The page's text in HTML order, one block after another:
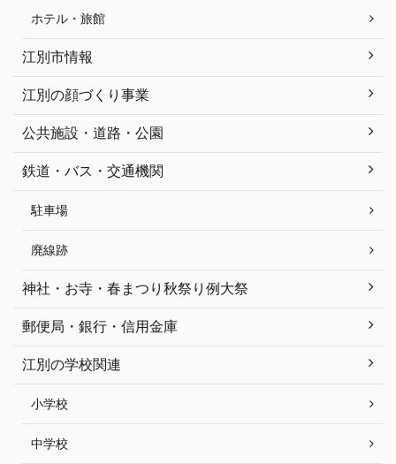
ホテル・旅館
江別市情報
江別の顔づくり事業
公共施設・道路・公園
鉄道・バス・交通機関
駐車場
廃線跡
神社・お寺・春まつり秋祭り例大祭
郵便局・銀行・信用金庫
江別の学校関連
小学校
中学校